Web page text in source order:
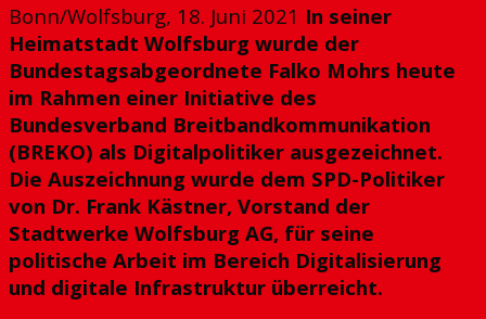
Bonn/Wolfsburg, 18. Juni 2021 In seiner
Heimatstadt Wolfsburg wurde der
Bundestagsabgeordnete Falko Mohrs heute
im Rahmen einer Initiative des
Bundesverband Breitbandkommunikation
(BREKO) als Digitalpolitiker ausgezeichnet.
Die Auszeichnung wurde dem SPD-Politiker
von Dr. Frank Kästner, Vorstand der
Stadtwerke Wolfsburg AG, für seine
politische Arbeit im Bereich Digitalisierung
und digitale Infrastruktur überreicht.